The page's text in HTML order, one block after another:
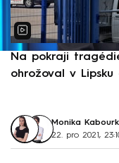
Na pokraji
ohrožoval v
Monika
22. pro 2021,